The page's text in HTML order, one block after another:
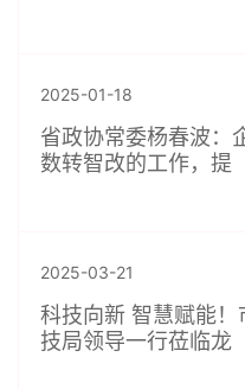
2025-01-18
省政协常委杨春波：
数转智改的工作，提
2025-03-21
科技向新 智慧赋能
技局领导一行莅临龙